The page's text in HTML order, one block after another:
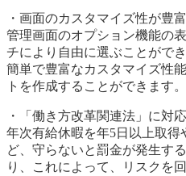
・画面のカスタマイズ性が豊富
管理画面のオプション機能の
チにより自由に選ぶことができ
簡単で豊富なカスタマイズ性
トを作成することができます。
・「働き方改革関連法」に対
年次有給休暇を年5日以上取
ど、守らないと罰金が発生す
り、これによって、リスクを